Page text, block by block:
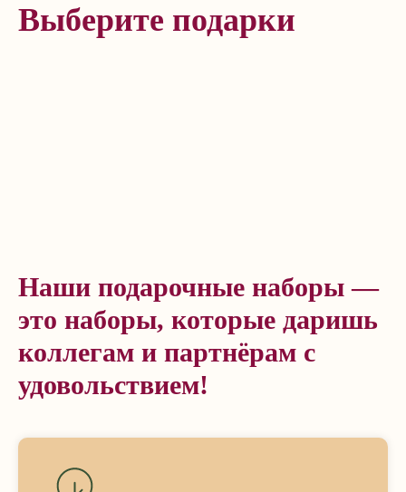
Выберите подарки
Наши подарочные наборы —
это наборы, которые даришь
коллегам и партнёрам с
удовольствием!